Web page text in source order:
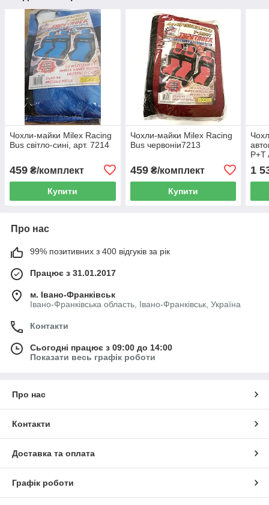
Чохли-майки Milex Racing
Bus світло-сині, арт. 7214
459 ₴/комплект
Купити
Чохли-майки Milex Racing
Bus червоніи7213
459₴/комплект
Купити
P+T
1
Про нас
99% позитивних з 400 відгуків за рік
Працює з 31.01.2017
м. Івано-Франківськ
Івано-Франківська область, Івано-Франківськ, Україна
Контакти
Сьогодні працює з 09:00 до 14:00
Показати весь графік роботи
Про нас
Контакти
Доставка та оплата
Графік роботи